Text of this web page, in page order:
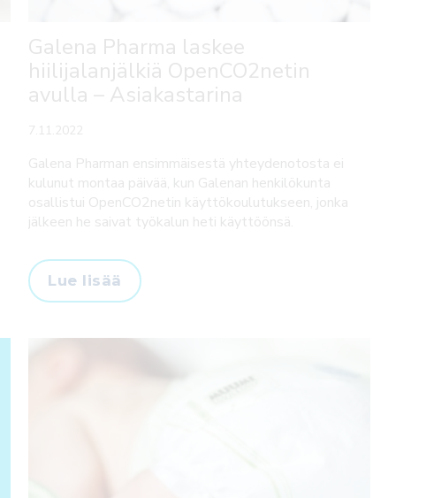
Galena Pharma laskee
hiilijalanjälkiä OpenCO2netin
avulla – Asiakastarina
7.11.2022
Galena Pharman ensimmäisestä yhteydenotosta ei
kulunut montaa päivää, kun Galenan henkilökunta
osallistui OpenCO2netin käyttökoulutukseen, jonka
jälkeen he saivat työkalun heti käyttöönsä.
Lue lisää